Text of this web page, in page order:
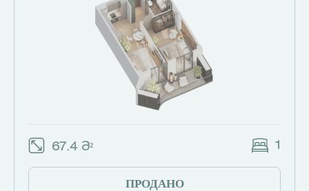
67.4 Მ² 1
ПРОДАНО